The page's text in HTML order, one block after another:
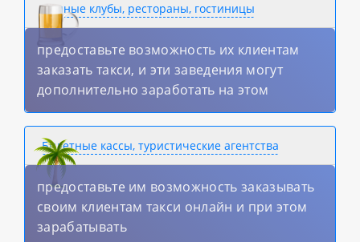
Ночные клубы, рестораны, гостиницы
предоставьте возможность их клиентам
заказать такси, и эти заведения могут
дополнительно заработать на этом
Билетные кассы, туристические агентства
предоставьте им возможность заказывать
своим клиентам такси онлайн и при этом
зарабатывать